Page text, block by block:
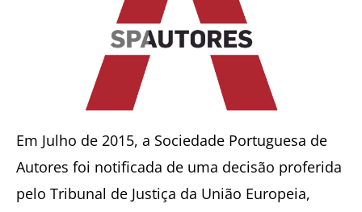
Em Julho de 2015, a Sociedade Portuguesa de
Autores foi notificada de uma decisão proferida
pelo Tribunal de Justiça da União Europeia,